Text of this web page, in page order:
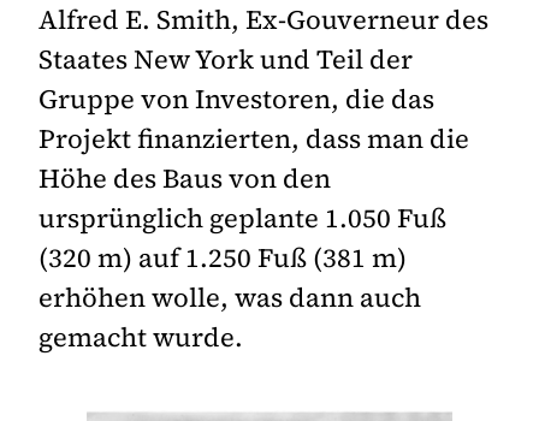
Alfred E. Smith, Ex-Gouverneur des
Staates New York und Teil der
Gruppe von Investoren, die das
Projekt finanzierten, dass man die
Höhe des Baus von den
ursprünglich geplante 1.050 Fuß
(320 m) auf 1.250 Fuß (381 m)
erhöhen wolle, was dann auch
gemacht wurde.